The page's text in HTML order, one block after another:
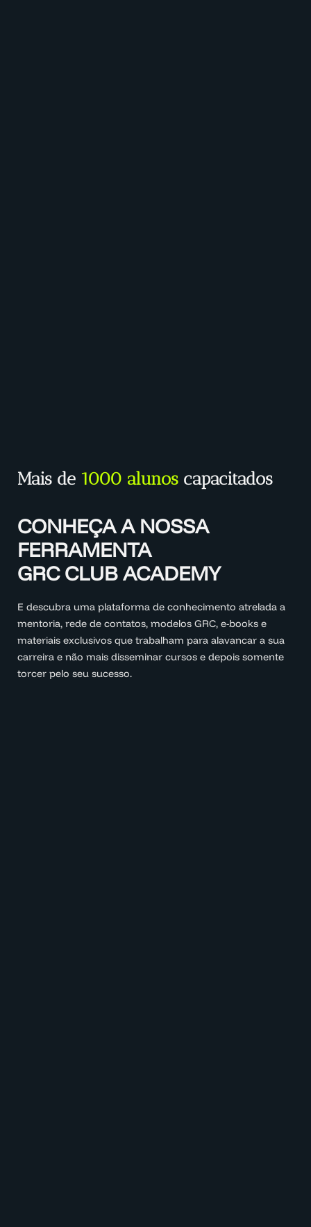
Mais de 1000 alunos capacitados
CONHEÇA A NOSSA
FERRAMENTA
GRC CLUB ACADEMY
E descubra uma plataforma de conhecimento atrelada a
mentoria, rede de contatos, modelos GRC, e-books e
materiais exclusivos que trabalham para alavancar a sua
carreira e não mais disseminar cursos e depois somente
torcer pelo seu sucesso.